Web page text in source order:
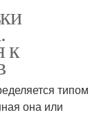
к
типом
она или